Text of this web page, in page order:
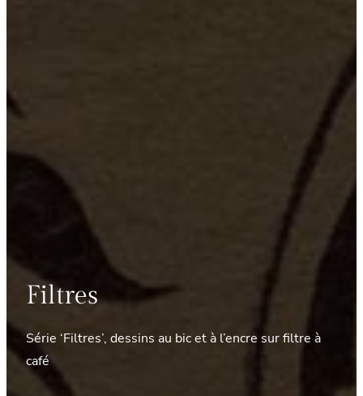
Filtres
Série ‘Filtres’, dessins au bic et à l’encre sur filtre à
café